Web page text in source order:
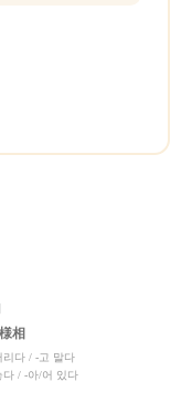
相
리다 / -고 말다
다 / -아/어 있다